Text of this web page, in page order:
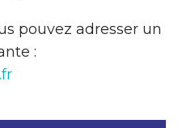
pouvez adresser un
: